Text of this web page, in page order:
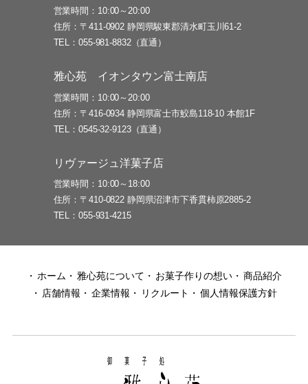
営業時間
10:00～20:00
住所
〒411-0902 静岡県駿東郡清水町玉川61-2
TEL
055-981-8832（直通）
雅心苑 イオンタウン富士南店
営業時間
10:00～20:00
住所
〒416-0934 静岡県富士市鮫島118-10 本館1F
TEL
0545-32-9123（直通）
リヴァージュ洋菓子店
営業時間
10:00～18:00
住所
〒410-0822 静岡県沼津市下香貫柿原2885-2
TEL
055-931-4215
ホーム 雅心苑について お菓子作りの想い
商品紹介
店舗情報
企業情報 リクルート 個人情報保護方針